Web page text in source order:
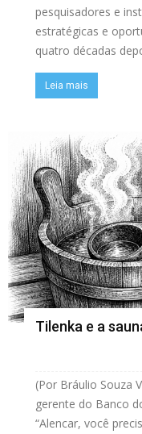
pesquisadores e
estratégicas e
quatro décadas
Leia mais
Tilenka e a
(Por Bráulio Souza
gerente do Banco
“Alencar, você